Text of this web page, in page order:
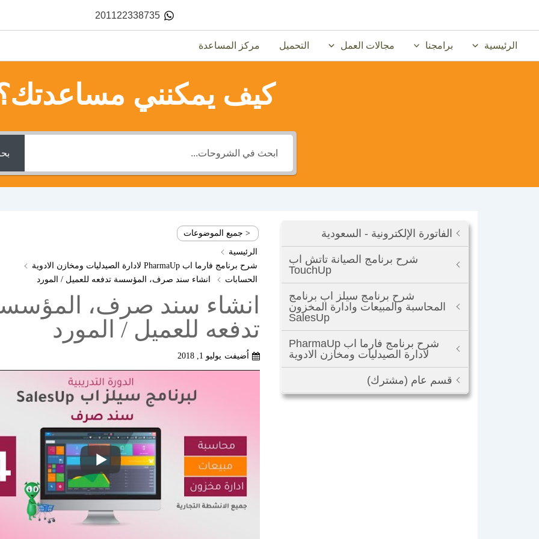
201122338735
الرئيسية برامجنا مجالات العمل التحميل مركز المساعدة
كيف يمكنني
الفاتورة الإلكترونية - السعودية
شرح برنامج الصيانة تاتش اب
TouchUp
شرح برنامج سيلز اب برنامج
المحاسبة والمبيعات وادارة المخزون
SalesUp
شرح برنامج فارما اب PharmaUp
لادارة الصيدليات ومخازن الادوية
قسم عام (مشترك)
< جميع الموضوعات
الرئيسية
شرح برنامج فارما اب PharmaUp لادارة الصيدليات ومخازن الادوية
الحسابات
انشاء سند صرف، المؤسسة تدفعه للعميل / المورد
انشاء سند صرف،
تدفعه للعميل / المورد
اُضيفت يوليو 1, 2018